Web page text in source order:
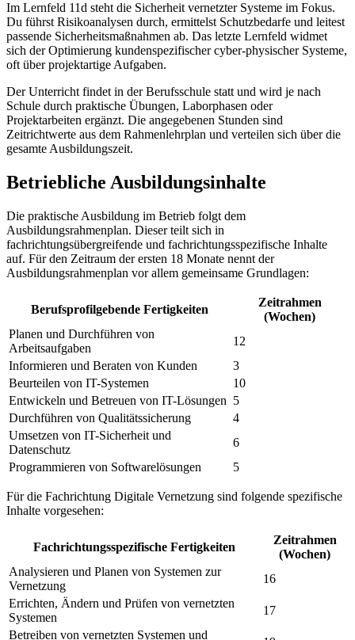
Im Lernfeld 11d steht die Sicherheit vernetzter Systeme im Fokus.
Du führst Risikoanalysen durch, ermittelst Schutzbedarfe und leitest
passende Sicherheitsmaßnahmen ab. Das letzte Lernfeld widmet
sich der Optimierung kundenspezifischer cyber-physischer Systeme,
oft über projektartige Aufgaben.
Der Unterricht findet in der Berufsschule statt und wird je nach
Schule durch praktische Übungen, Laborphasen oder
Projektarbeiten ergänzt. Die angegebenen Stunden sind
Zeitrichtwerte aus dem Rahmenlehrplan und verteilen sich über die
gesamte Ausbildungszeit.
Betriebliche Ausbildungsinhalte
Die praktische Ausbildung im Betrieb folgt dem
Ausbildungsrahmenplan. Dieser teilt sich in
fachrichtungsübergreifende und fachrichtungsspezifische Inhalte
auf. Für den Zeitraum der ersten 18 Monate nennt der
Ausbildungsrahmenplan vor allem gemeinsame Grundlagen:
Berufsprofilgebende Fertigkeiten
Zeitrahmen
(Wochen)
Planen und Durchführen von
Arbeitsaufgaben
12
Informieren und Beraten von Kunden
3
Beurteilen von IT-Systemen
10
Entwickeln und Betreuen von IT-Lösungen 5
Durchführen von Qualitätssicherung
4
Umsetzen von IT-Sicherheit und
Datenschutz
6
Programmieren von Softwarelösungen
5
Für die Fachrichtung Digitale Vernetzung sind folgende spezifische
Inhalte vorgesehen:
Fachrichtungsspezifische Fertigkeiten
Zeitrahmen
(Wochen)
Analysieren und Planen von Systemen zur
Vernetzung
16
Errichten, Ändern und Prüfen von vernetzten
Systemen
17
Betreiben von vernetzten Systemen und